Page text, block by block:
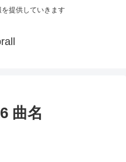
提供していきます
曲名